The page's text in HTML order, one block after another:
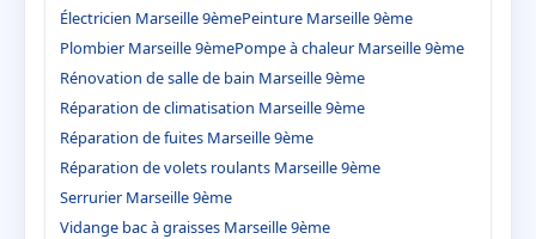
Électricien Marseille 9èmePeinture Marseille 9ème
Plombier Marseille 9èmePompe à chaleur Marseille 9ème
Rénovation de salle de bain Marseille 9ème
Réparation de climatisation Marseille 9ème
Réparation de fuites Marseille 9ème
Réparation de volets roulants Marseille 9ème
Serrurier Marseille 9ème
Vidange bac à graisses Marseille 9ème